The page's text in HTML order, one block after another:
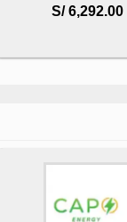
S/ 6,292.00